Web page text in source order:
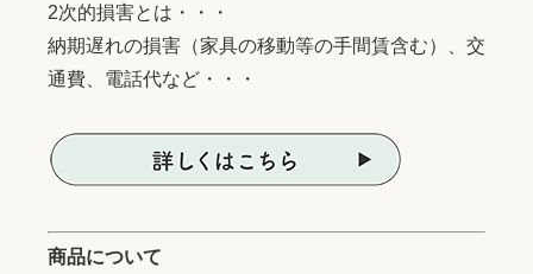
2次的損害とは・・・
納期遅れの損害（家具の移動等の手間賃含む）、交
通費、電話代など・・・
商品について